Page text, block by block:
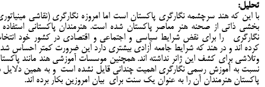
تحلیل:
با این که هند سرچشمه نگارگری پاکستان است اما امروزه نگارگری (نقاشی
بخشی ذاتی از صحنه هنر معاصر پاکستان شده است. هنرمندان پاکستانی استفاده
نگارگری را برای نقض شرایط سیاسی و اجتماعی و اقتصادی در کشور خود
کرده اند و در هند که شرایط جامعه آزادی بیشتری دارد این ضرورت کمتر احساس
وتلاشی برای کشف این ژانر نداشته اند. همچنین موسسات آموزشی هند مانند
نسبت به آموزش رسمی نگارگری اهمیت چندانی قایل نشده است و به همین دلایل
پاکستان هنرمندان آن را به عنوان یک سنت برای بیان امروزین بکار برده اند.